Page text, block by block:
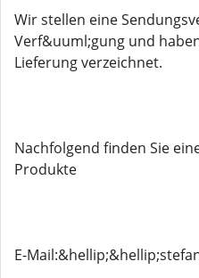
Wir stellen eine
Verf&uuml;gung und
Lieferung verzeichnet.
Nachfolgend finden Sie
Produkte
E-